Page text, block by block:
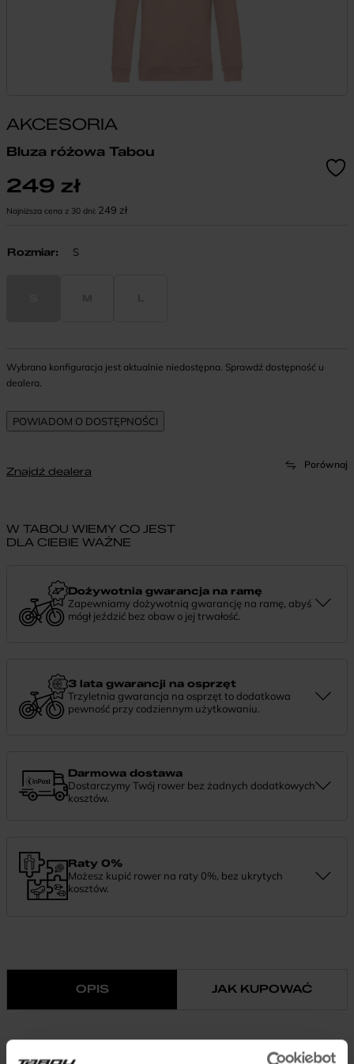
AKCESORIA
Bluza różowa Tabou
249 zł
Najniższa cena z 30 dni: 249 zł
Rozmiar: S
Wybrana konfiguracja jest aktualnie niedostępna. Sprawdź dostępność u
dealera.
Porównaj
Znajdź dealera
W TABOU WIEMY CO JEST
DLA CIEBIE WAŻNE
Dożywotnia gwarancja na ramę
Zapewniamy dożywotnią gwarancję na ramę, abyś
mógł jeździć bez obaw o jej trwałość.
chętnie pomożemy.3 lata gwarancji na osprzęt
Trzyletnia gwarancja na osprzęt to dodatkowa
pewność przy codziennym użytkowaniu.
Darmowa dostawa
Dostarczymy Twój rower bez żadnych dodatkowych
kosztów.
Raty 0%
Możesz kupić rower na raty 0%, bez ukrytych
kosztów.
OPIS JAK KUPOWAĆ